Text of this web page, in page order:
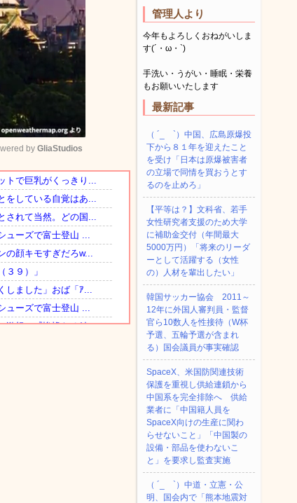
Mute
by GliaStudios
管理人より
今年もよろしくおねがいしま
す(´・ω・`)
手洗い・うがい・睡眠・栄養
もお願いいたします
最新記事
（ ´_ゝ`）中国、広島原爆投
下から８１年を迎えたこと
を受け「日本は原爆被害者
の立場で同情を買おうとす
るのを止めろ」
【平等は？】文科省、若手
女性研究者支援のため大学
に補助金交付（年間最大
5000万円）「将来のリーダ
ーとして活躍する（女性
の）人材を輩出したい」
韓国サッカー協会 2011～
12年に外国人審判員・監督
官ら10数人を性接待（W杯
予選、五輪予選が含まれ
る）国会議員が事実確認
SpaceX、米国防関連技術
保護を重視し供給連鎖から
中国系を完全排除へ 供給
業者に「中国籍人員を
SpaceX向けの生産に関わ
らせないこと」「中国製の
設備・部品を使わないこ
と」を要求し監査実施
（ ´_ゝ`）中道・立憲・公
明、国会内で「熊本地震対